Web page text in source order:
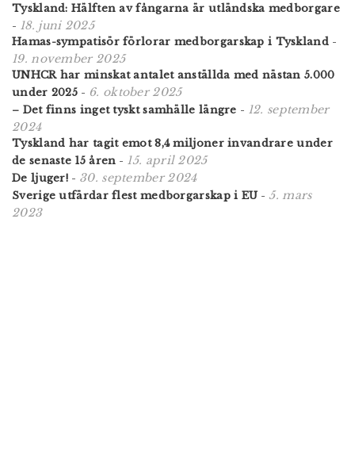
Tyskland: Hälften av fångarna är utländska medborgare
- 18. juni 2025
Hamas-sympatisör förlorar medborgarskap i Tyskland -
19. november 2025
UNHCR har minskat antalet anställda med nästan 5.000
under 2025 - 6. oktober 2025
– Det finns inget tyskt samhälle längre - 12. september
2024
Tyskland har tagit emot 8,4 miljoner invandrare under
de senaste 15 åren - 15. april 2025
De ljuger! - 30. september 2024
Sverige utfärdar flest medborgarskap i EU -5. mars
2023